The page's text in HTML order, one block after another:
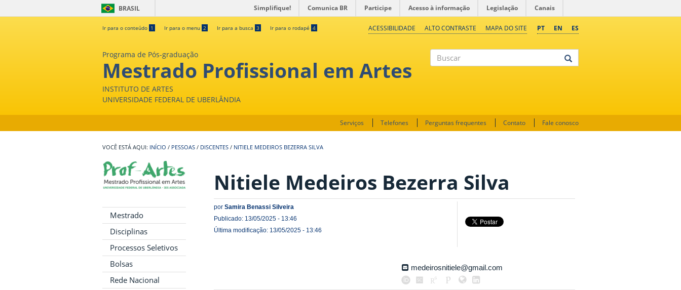
BRASIL Simplifique! Comunica BR Participe Acesso à informação Legislação Canais
Ir para o conteúdo 1 Ir para o menu 2 Ir para a busca 3 Ir para o rodapé 4 PT EN ES
ACESSIBILIDADE ALTO CONTRASTE MAPA DO SITE
Programa de Pós-graduação
Mestrado Profissional em Artes
INSTITUTO DE ARTES
UNIVERSIDADE FEDERAL DE UBERLÂNDIA
Serviços Telefones Perguntas frequentes Contato Fale conosco
INÍCIO / PESSOAS / DISCENTES / NITIELE MEDEIROS BEZERRA SILVA
Mestrado
Disciplinas
Processos Seletivos
Bolsas
Rede Nacional
Nitiele Medeiros Bezerra Silva
por Samira Benassi Silveira
Publicado: 13/05/2025 - 13:46
Última modificação: 13/05/2025 - 13:46
medeirosnitiele@gmail.com